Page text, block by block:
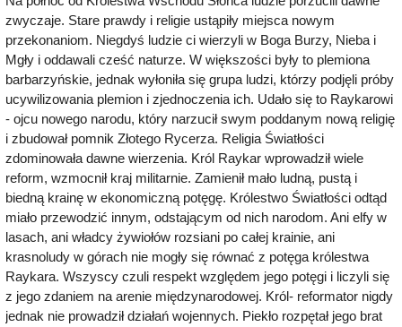
zwyczaje. Stare prawdy i religie ustąpiły miejsca nowym
przekonaniom. Niegdyś ludzie ci wierzyli w Boga Burzy, Nieba i
Mgły i oddawali cześć naturze. W większości były to plemiona
barbarzyńskie, jednak wyłoniła się grupa ludzi, którzy podjęli próby
ucywilizowania plemion i zjednoczenia ich. Udało się to Raykarowi
- ojcu nowego narodu, który narzucił swym poddanym nową religię
i zbudował pomnik Złotego Rycerza. Religia Światłości
zdominowała dawne wierzenia. Król Raykar wprowadził wiele
reform, wzmocnił kraj militarnie. Zamienił mało ludną, pustą i
biedną krainę w ekonomiczną potęgę. Królestwo Światłości odtąd
miało przewodzić innym, odstającym od nich narodom. Ani elfy w
lasach, ani władcy żywiołów rozsiani po całej krainie, ani
krasnoludy w górach nie mogły się równać z potęga królestwa
Raykara. Wszyscy czuli respekt względem jego potęgi i liczyli się
z jego zdaniem na arenie międzynarodowej. Król- reformator nigdy
jednak nie prowadził działań wojennych. Piekło rozpętał jego brat